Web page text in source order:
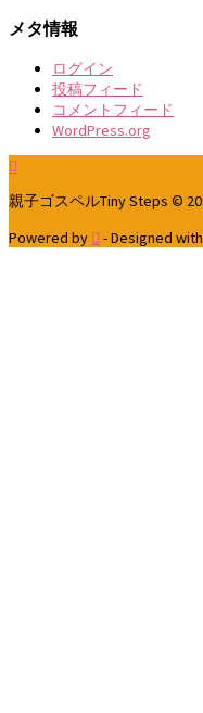
メタ情報
ログイン
投稿フィード
コメントフィード
WordPress.org
親子ゴスペルTiny Steps ©
Powered by
- Designed